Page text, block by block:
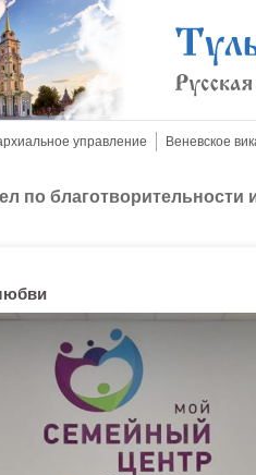
управление Веневское
по